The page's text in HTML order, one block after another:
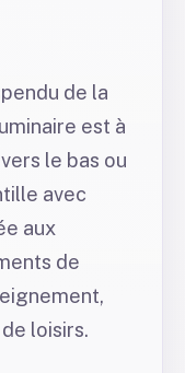
de la
est à
le bas ou
avec
aux
de
loisirs.